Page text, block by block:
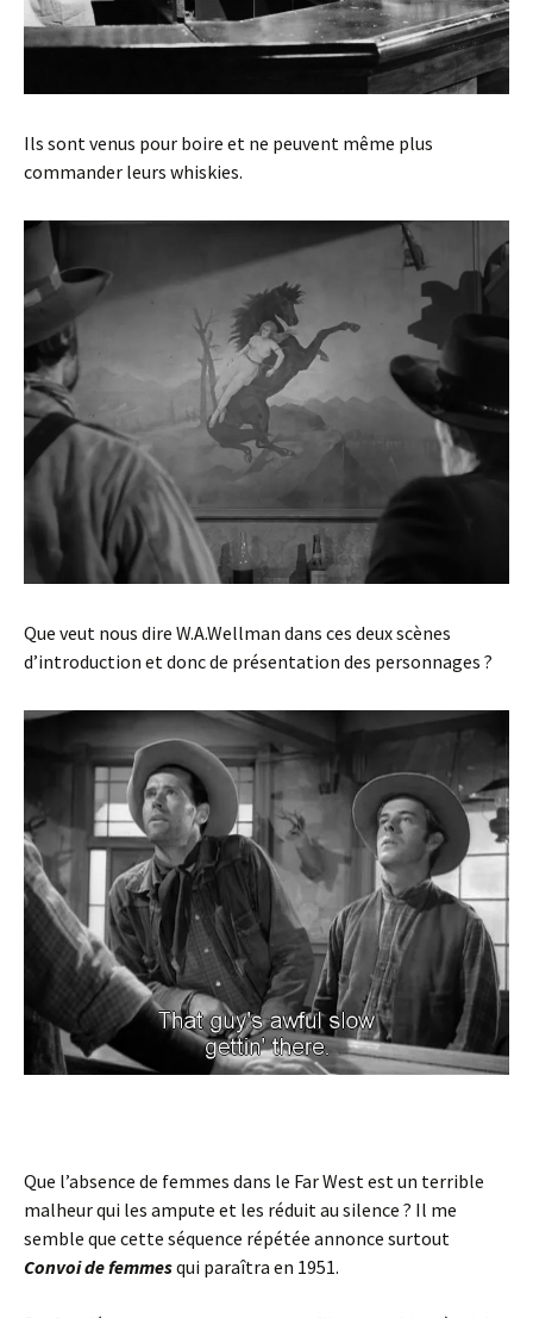
Ils sont venus pour boire et ne peuvent même plus
commander leurs whiskies.
Que veut nous dire W.A.Wellman dans ces deux scènes
d’introduction et donc de présentation des personnages ?
Que l’absence de femmes dans le Far West est un terrible
malheur qui les ampute et les réduit au silence ? Il me
semble que cette séquence répétée annonce surtout
Convoi de femmesqui paraîtra en 1951.